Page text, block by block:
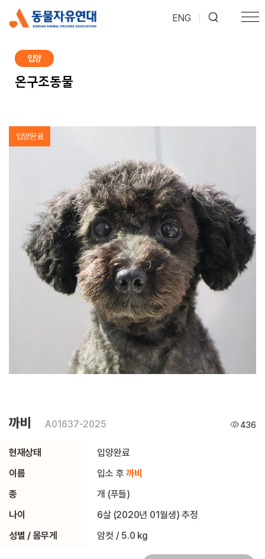
ENG
입양
온구조동물
입양완료
까비 A01637-2025 436
현재상태
입양완료
이름
입소 후까비
종
개 (푸들)
나이
6살 (2020년 01월생) 추정
성별 / 몸무게
암컷 / 5.0 kg